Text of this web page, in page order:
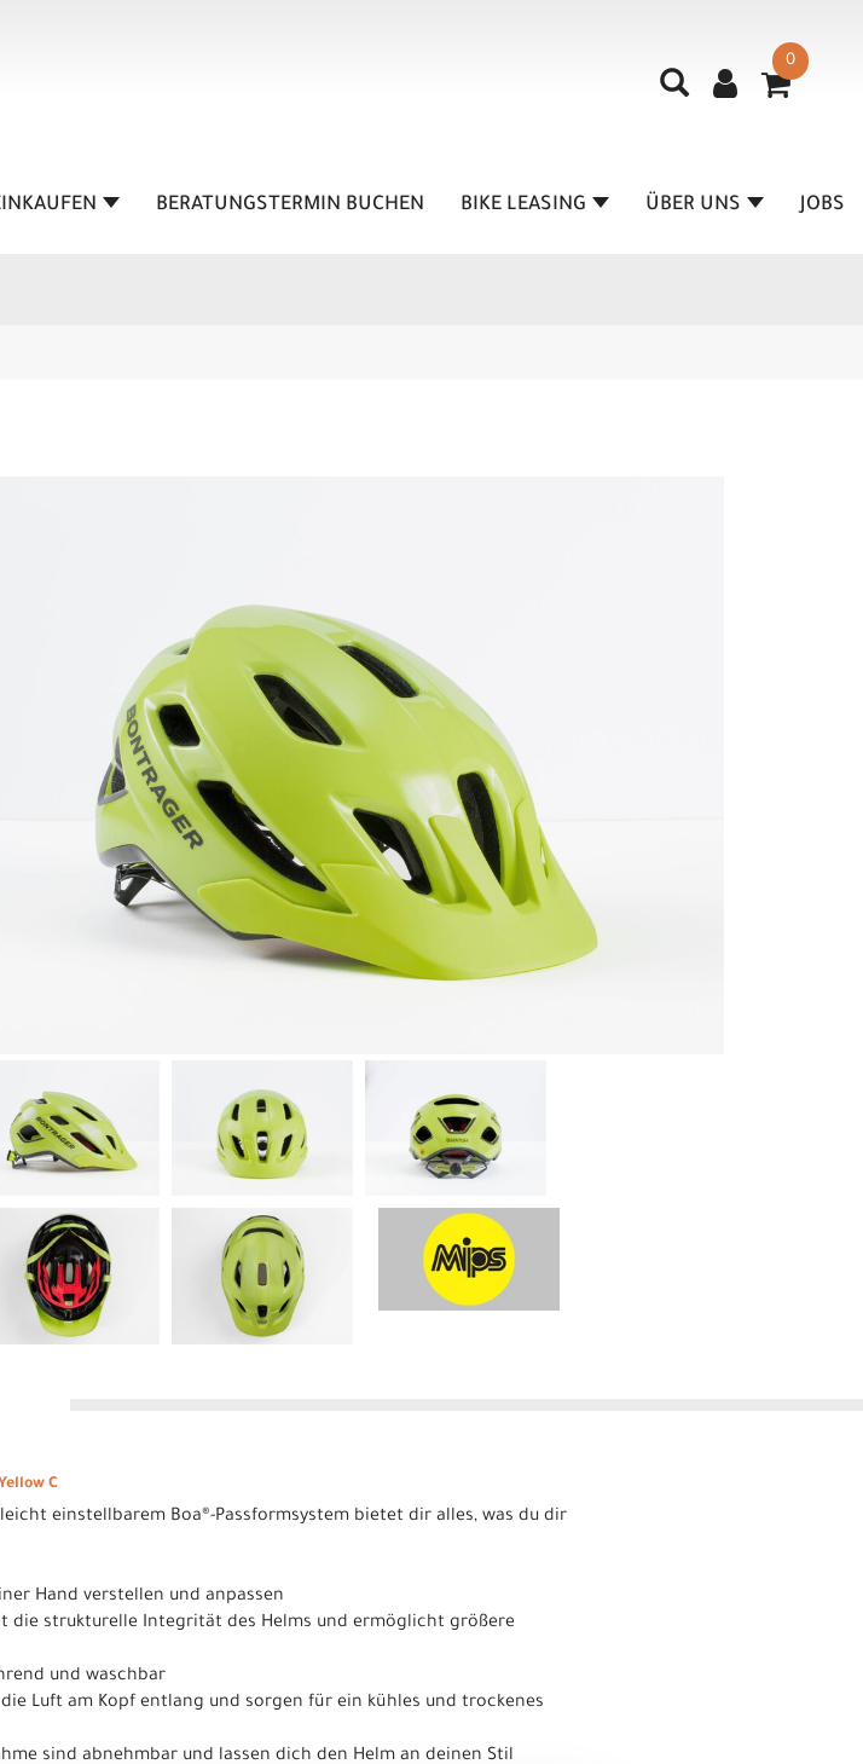
0
BERATUNGSTERMIN BUCHEN BIKE LEASING ÜBER UNS JOBS
C
einstellbarem Boa®-Passformsystem bietet dir alles, was du dir
Hand verstellen und anpassen
die strukturelle Integrität des Helms und ermöglicht größere
und waschbar
Luft am Kopf entlang und sorgen für ein kühles und trockenes
sind abnehmbar und lassen dich den Helm an deinen Stil